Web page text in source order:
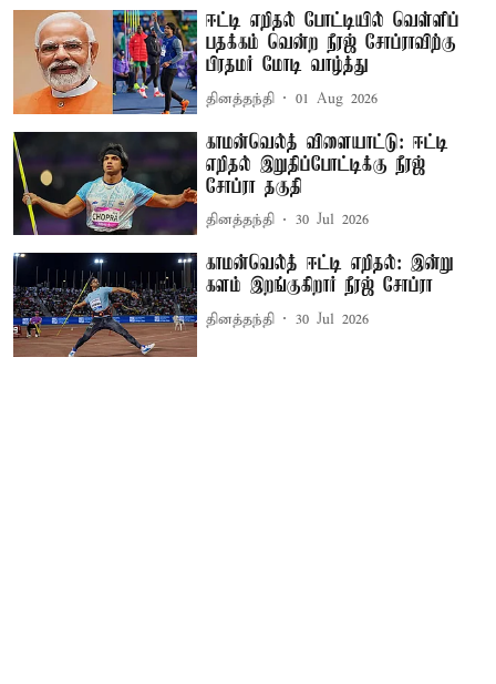
ஈட்டி எறிதல் போட்டியில் வெள்ளிப்
பதக்கம் வென்ற நீரஜ் சோப்ராவிற்கு
பிரதமர் மோடி வாழ்த்து
தினத்தந்தி 01 Aug 2026
காமன்வெல்த் விளையாட்டு: ஈட்டி
எறிதல் இறுதிப்போட்டிக்கு நீரஜ்
சோப்ரா தகுதி
தினத்தந்தி 30 Jul 2026
காமன்வெல்த் ஈட்டி எறிதல்: இன்று
களம் இறங்குகிறார் நீரஜ் சோப்ரா
தினத்தந்தி 30 Jul 2026